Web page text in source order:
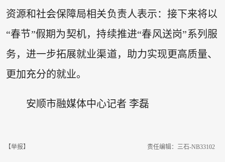
资源和社会保障局相关负责人表示：接下来将以
“春节”假期为契机，持续推进“春风送岗”系列服
务，进一步拓展就业渠道，助力实现更高质量、
更加充分的就业。
安顺市融媒体中心记者 李磊
【举报】 责任编辑：三石-NB33102